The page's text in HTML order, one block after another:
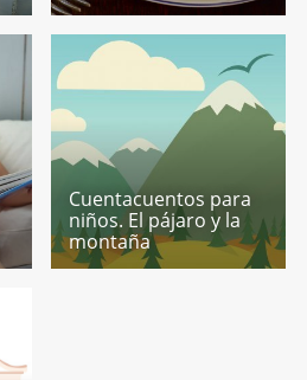
Cuentacuentos para
niños. El pájaro y la
montaña